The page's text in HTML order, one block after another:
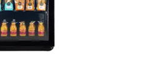
Découvre